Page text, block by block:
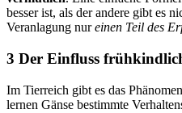
besser ist, als der andere gibt es
Veranlagung nureinen Teil des
3 Der Einfluss
Im Tierreich gibt es das
lernen Gänse bestimmte